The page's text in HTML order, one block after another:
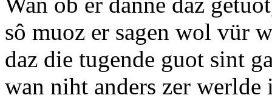
sô muoz er sagen wol vür
daz die tugende guot sint
wan niht anders zer werlde